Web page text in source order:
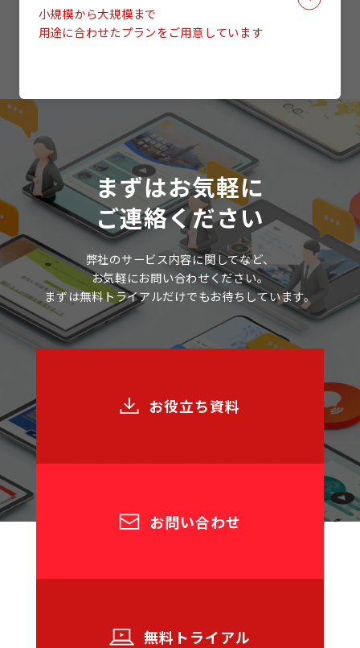
小規模から大規模まで
用途に合わせたプランをご用意しています
まずはお気軽に
ご連絡ください
弊社のサービス内容に関してなど、
お気軽にお問い合わせください。
まずは無料トライアルだけでもお待ちしています。
お役立ち資料
お問い合わせ
無料トライアル